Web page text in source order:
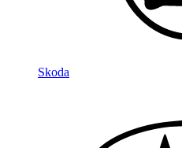
Skoda